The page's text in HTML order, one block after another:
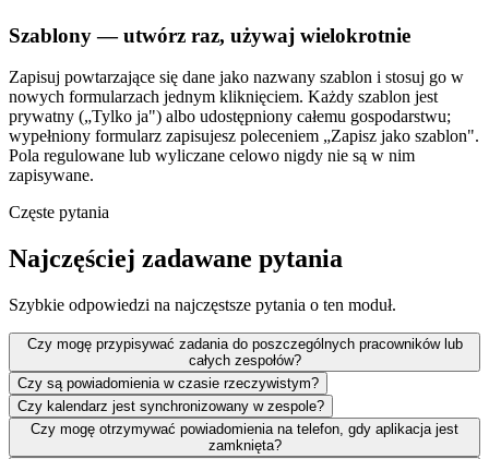
Szablony — utwórz raz, używaj wielokrotnie
Zapisuj powtarzające się dane jako nazwany szablon i stosuj go w
nowych formularzach jednym kliknięciem. Każdy szablon jest
prywatny („Tylko ja") albo udostępniony całemu gospodarstwu;
wypełniony formularz zapisujesz poleceniem „Zapisz jako szablon".
Pola regulowane lub wyliczane celowo nigdy nie są w nim
zapisywane.
Częste pytania
Najczęściej zadawane pytania
Szybkie odpowiedzi na najczęstsze pytania o ten moduł.
Czy mogę przypisywać zadania do poszczególnych pracowników lub
całych zespołów?
Czy są powiadomienia w czasie rzeczywistym?
Czy kalendarz jest synchronizowany w zespole?
Czy mogę otrzymywać powiadomienia na telefon, gdy aplikacja jest
zamknięta?